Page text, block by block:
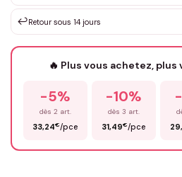
Votre texte / idée*
Prénom*
↩️Retour sous 14 jours
🔥 Plus vous achetez,
-5%
dès 2 art.
33,24€/pce
-10%
dès 3 art.
31,49€/pce